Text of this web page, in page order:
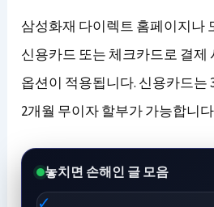
삼성화재 다이렉트 홈페이지나
신용카드 또는 체크카드로 결제
옵션이 적용됩니다. 신용카드는
2개월 무이자 할부가 가능합니
놓치면 손해인 글 모음